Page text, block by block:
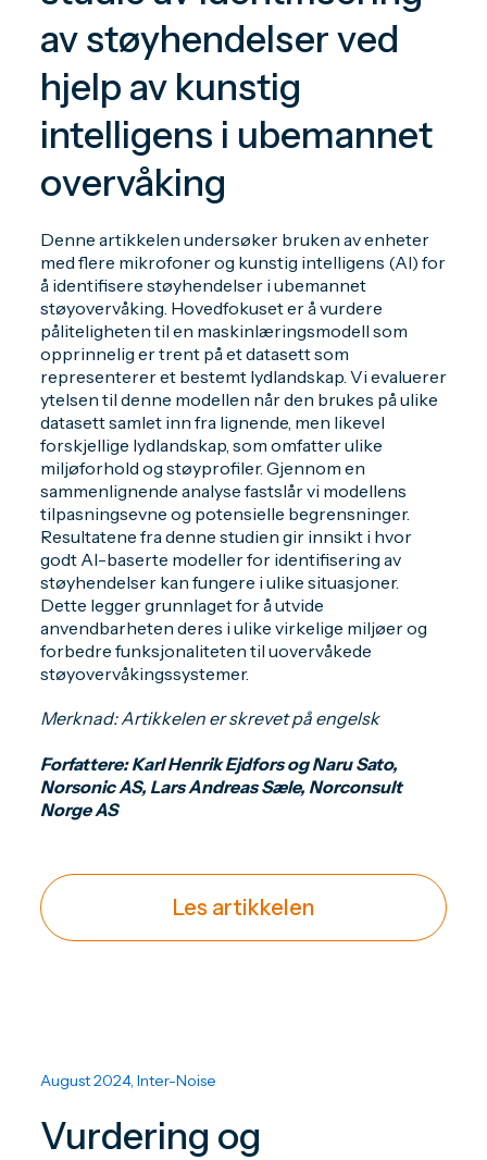
av støyhendelser ved
hjelp av kunstig
intelligens i ubemannet
overvåking
Denne artikkelen undersøker bruken av enheter
med flere mikrofoner og kunstig intelligens (AI) for
å identifisere støyhendelser i ubemannet
støyovervåking. Hovedfokuset er å vurdere
påliteligheten til en maskinlæringsmodell som
opprinnelig er trent på et datasett som
representerer et bestemt lydlandskap. Vi evaluerer
ytelsen til denne modellen når den brukes på ulike
datasett samlet inn fra lignende, men likevel
forskjellige lydlandskap, som omfatter ulike
miljøforhold og støyprofiler. Gjennom en
sammenlignende analyse fastslår vi modellens
tilpasningsevne og potensielle begrensninger.
Resultatene fra denne studien gir innsikt i hvor
godt AI-baserte modeller for identifisering av
støyhendelser kan fungere i ulike situasjoner.
Dette legger grunnlaget for å utvide
anvendbarheten deres i ulike virkelige miljøer og
forbedre funksjonaliteten til uovervåkede
støyovervåkingssystemer.
Merknad: Artikkelen er skrevet på engelsk
Forfattere: Karl Henrik Ejdfors og Naru Sato,
Norsonic AS, Lars Andreas Sæle, Norconsult
Norge AS
Les artikkelen
August 2024, Inter-Noise
Vurdering og